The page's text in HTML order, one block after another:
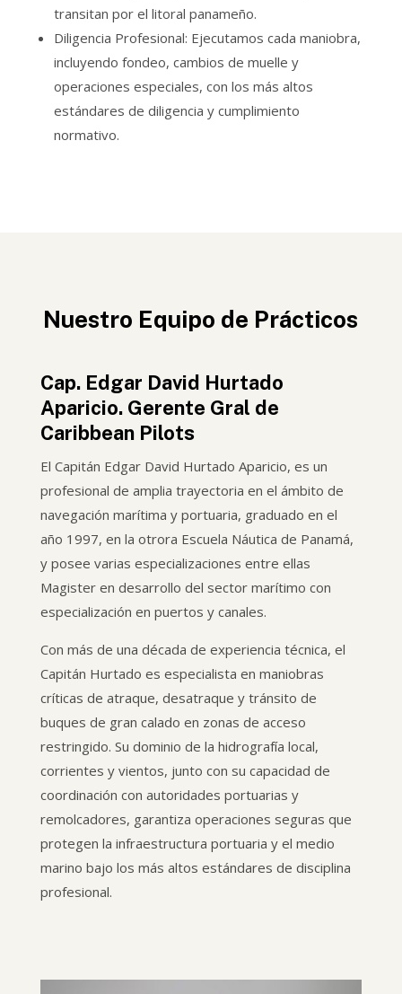
transitan por el litoral panameño.
Diligencia Profesional: Ejecutamos cada maniobra,
incluyendo fondeo, cambios de muelle y
operaciones especiales, con los más altos
estándares de diligencia y cumplimiento
normativo.
Nuestro Equipo de Prácticos
Cap. Edgar David Hurtado
Aparicio. Gerente Gral de
Caribbean Pilots
El Capitán Edgar David Hurtado Aparicio, es un
profesional de amplia trayectoria en el ámbito de
navegación marítima y portuaria, graduado en el
año 1997, en la otrora Escuela Náutica de Panamá,
y posee varias especializaciones entre ellas
Magister en desarrollo del sector marítimo con
especialización en puertos y canales.
Con más de una década de experiencia técnica, el
Capitán Hurtado es especialista en maniobras
críticas de atraque, desatraque y tránsito de
buques de gran calado en zonas de acceso
restringido. Su dominio de la hidrografía local,
corrientes y vientos, junto con su capacidad de
coordinación con autoridades portuarias y
remolcadores, garantiza operaciones seguras que
protegen la infraestructura portuaria y el medio
marino bajo los más altos estándares de disciplina
profesional.